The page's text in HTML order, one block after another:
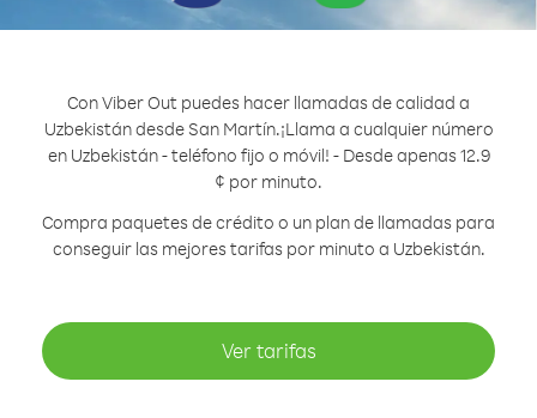
Con Viber Out puedes hacer llamadas de calidad a
Uzbekistán desde San Martín.¡Llama a cualquier número
en Uzbekistán - teléfono fijo o móvil! - Desde apenas 12.9
¢ por minuto.
Compra paquetes de crédito o un plan de llamadas para
conseguir las mejores tarifas por minuto a Uzbekistán.
Ver tarifas